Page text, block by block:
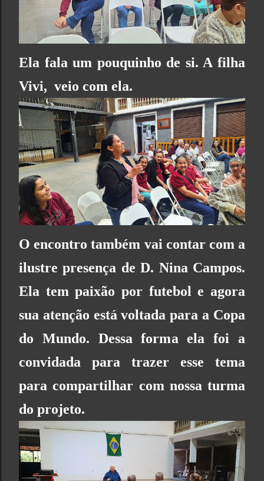
Ela fala um pouquinho de si. A filha
Vivi, veio com ela.
O encontro também vai contar com a
ilustre presença de D. Nina Campos.
Ela tem paixão por futebol e agora
sua atenção está voltada para a Copa
do Mundo. Dessa forma ela foi a
convidada para trazer esse tema
para compartilhar com nossa turma
do projeto.